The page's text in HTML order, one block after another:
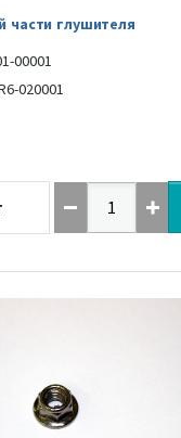
части глушителя
00001
020001